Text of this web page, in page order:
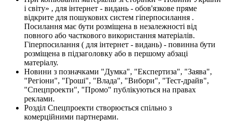
і світу» , для інтернет - видань - обов'язкове пряме
відкрите для пошукових систем гіперпосилання .
Посилання має бути розміщена в незалежності від
повного або часткового використання матеріалів.
Гіперпосилання ( для інтернет - видань) - повинна бути
розміщена в підзаголовку або в першому абзаці
матеріалу.
Новини з позначками "Думка", "Експертиза", "Заява",
"Регіони", "Гроші", "Влада", "Вибори", "Тест-драйв",
"Спецпроекти", "Промо" публікуються на правах
реклами.
Розділ Спецпроекти створюється спільно з
комерційними партнерами.